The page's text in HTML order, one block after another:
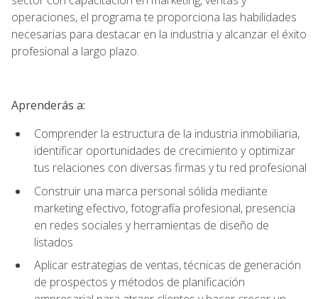
operaciones, el programa te proporciona las habilidades
necesarias para destacar en la industria y alcanzar el éxito
profesional a largo plazo.
Aprenderás a:
Comprender la estructura de la industria inmobiliaria,
identificar oportunidades de crecimiento y optimizar
tus relaciones con diversas firmas y tu red profesional
Construir una marca personal sólida mediante
marketing efectivo, fotografía profesional, presencia
en redes sociales y herramientas de diseño de
listados
Aplicar estrategias de ventas, técnicas de generación
de prospectos y métodos de planificación